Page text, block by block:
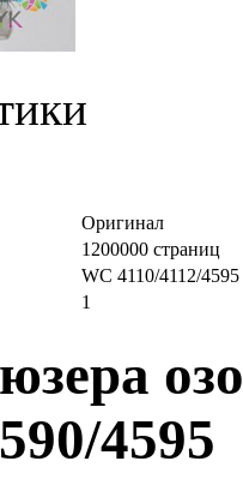
Оригинал
1200000 страниц
WC 4110/4112/4595
1
4595